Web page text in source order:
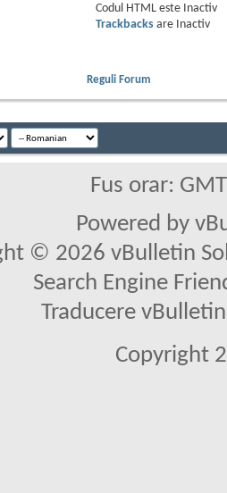
Codul HTML este
Inactiv
Trackbacksare
Inactiv
Reguli Forum
Fus orar:
Powered by
© 2026 vBulletin
Search Engine
Traducere
Copyright